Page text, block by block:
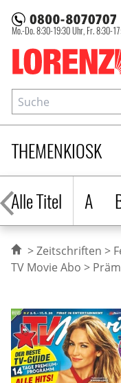
Lorenz
Mo.-Do. 8:30-19:30 Uhr, Fr. 8:30-
THEMENKIOSK
Alle Titel
A
Suche
Zeitschriftensuche
Zeitschriften
TV Movie Abo